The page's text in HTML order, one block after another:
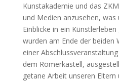
Kunstakademie und das
und Medien anzusehen,
Einblicke in ein
wurden am Ende der beiden
einer
dem Römerkastell,
getane Arbeit unseren Eltern